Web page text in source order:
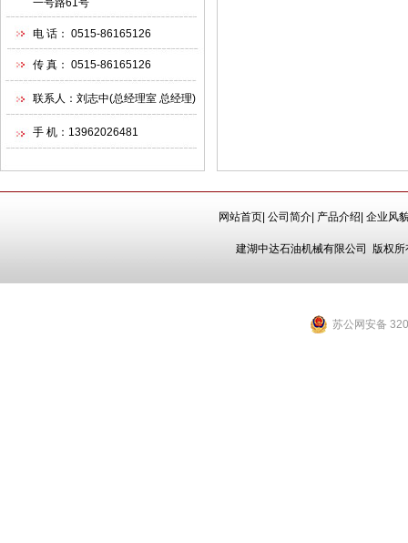
一号路61号
电 话： 0515-86165126
传 真： 0515-86165126
联系人：刘志中(总经理室 总经理)
手 机：13962026481
网站首页| 公司简介| 产品介绍 企业风
建湖中达石油机械有限公司 版权
苏公网安备